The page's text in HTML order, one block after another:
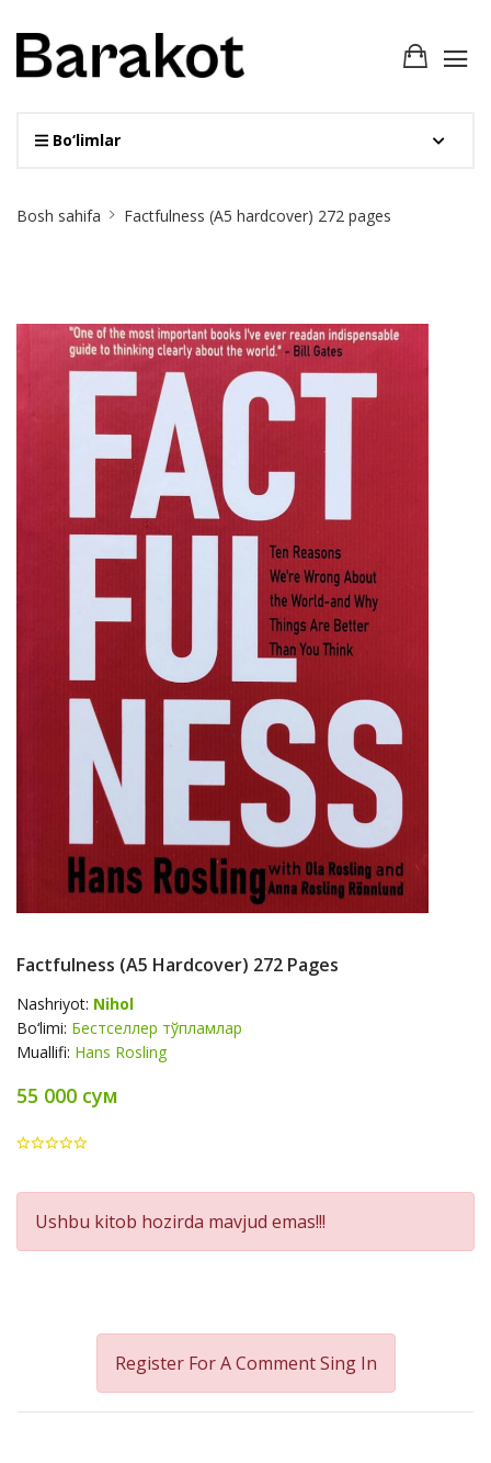
Bo‘limlar
Breadcrumb
Bosh sahifa Factfulness (A5 hardcover) 272 pages
Factfulness (A5 Hardcover) 272 Pages
Nashriyot: Nihol
Bo‘limi: Бестселлер тўпламлар
Muallifi: Hans Rosling
55 000 сум
Product
Summery
Ushbu kitob hozirda mavjud emas!!!
Register For A CommentSing In